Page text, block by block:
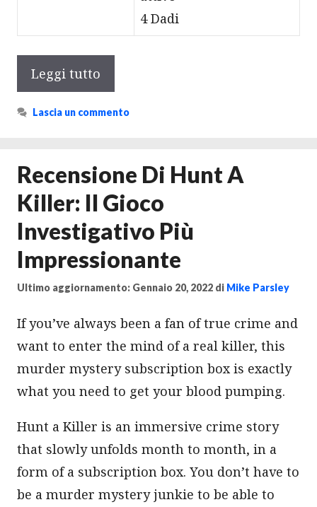
4 Dadi
Leggi tutto
Lascia un commento
Recensione Di Hunt A
Killer: Il Gioco
Investigativo Più
Impressionante
Ultimo aggiornamento: Gennaio 20, 2022 di Mike Parsley
If you’ve always been a fan of true crime and
want to enter the mind of a real killer, this
murder mystery subscription box is exactly
what you need to get your blood pumping.
Hunt a Killer is an immersive crime story
that slowly unfolds month to month, in a
form of a subscription box. You don’t have to
be a murder mystery junkie to be able to